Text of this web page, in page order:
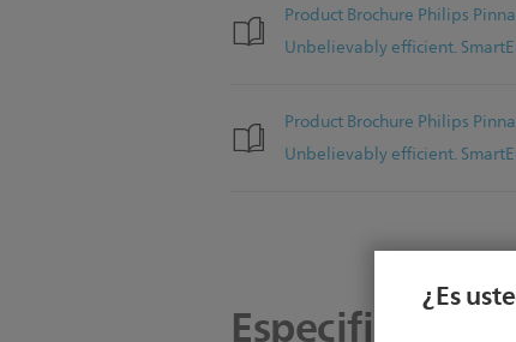
¿Es
Product Brochure Philips
Unbelievably efficient.
Product Brochure Philips
Unbelievably efficient.